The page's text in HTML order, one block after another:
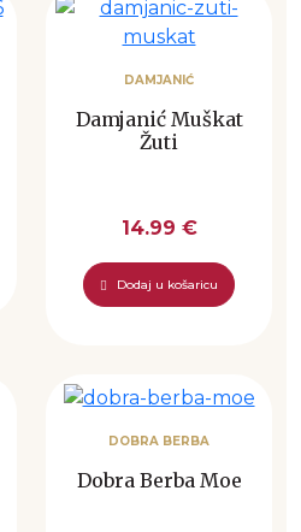
DAMJANIĆ
Damjanić Muškat
Žuti
14.99 €
Dodaj u košaricu
DOBRA BERBA
Dobra Berba Moe